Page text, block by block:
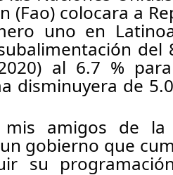
(Fao) colocara a
uno en
del
al 6.7 %
disminuyera de
amigos de la
gobierno que
su